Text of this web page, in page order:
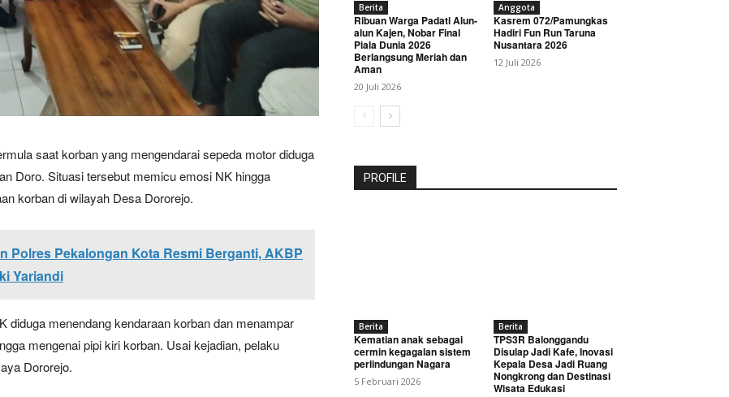
PRO
Subscription Plans
My account
saat korban yang mengendarai sepeda motor diduga
Doro. Situasi tersebut memicu emosi NK hingga
korban di wilayah Desa Dororejo.
Polres Pekalongan Kota Resmi Berganti, AKBP
Yariandi
diduga menendang kendaraan korban dan menampar
mengenai pipi kiri korban. Usai kejadian, pelaku
Dororejo.
Berita
Ribuan Warga Padati Alun-
alun Kajen, Nobar Final
Piala Dunia 2026
Berlangsung Meriah dan
Aman
20 Juli 2026
Anggota
Kasrem 072/Pamungkas
Hadiri Fun Run Taruna
Nusantara 2026
12 Juli 2026
PROFILE
Berita
Kematian anak sebagai
cermin kegagalan sistem
perlindungan Nagara
5 Februari 2026
Berita
TPS3R Balonggandu
Disulap Jadi Kafe, Inovasi
Kepala Desa Jadi Ruang
Nongkrong dan Destinasi
Wisata Edukasi